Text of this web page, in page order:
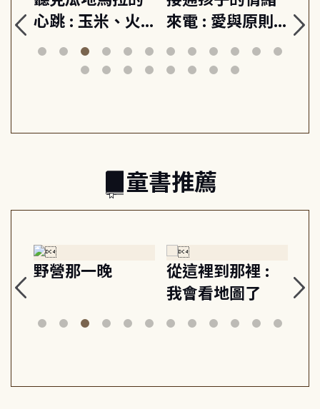
心跳 : 玉米、火
山與信仰, 外交官
筆下的現代馬雅
來電 : 愛與原則,
建立教養的安定
節奏 22個行動練
關
童書推薦
野營那一晚
從這裡到那裡 :
我會看地圖了
美